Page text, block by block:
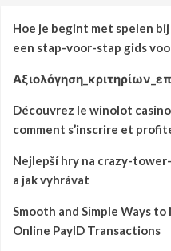
Hoe je begint met spelen bij
een stap-voor-stap gids
Découvrez le winolot
comment s’inscrire et
Nejlepší hry na crazy-
a jak vyhrávat
Smooth and Simple Ways
Online PayID Transactions